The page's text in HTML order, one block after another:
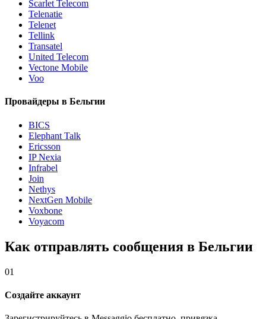
Scarlet Telecom
Telenatie
Telenet
Tellink
Transatel
United Telecom
Vectone Mobile
Voo
Провайдеры в Бельгии
BICS
Elephant Talk
Ericsson
IP Nexia
Infrabel
Join
Nethys
NextGen Mobile
Voxbone
Voyacom
Как отправлять сообщения в Бельгии
01
Создайте аккаунт